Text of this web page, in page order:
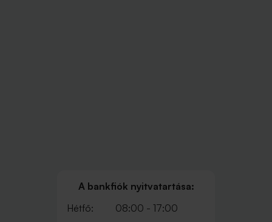
A bankfiók nyitvatartása:
Hétfő:
08:00 - 17:00